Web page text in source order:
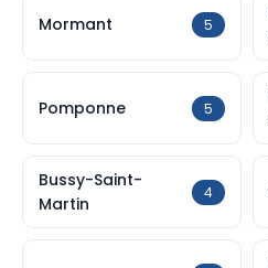
Mormant 5
Pomponne 5
Bussy-Saint-
Martin
4